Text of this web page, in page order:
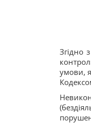
Згідно
умови,